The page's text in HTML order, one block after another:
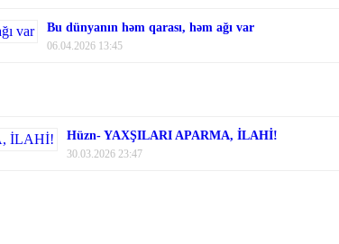
Bu dünyanın həm qarası, həm ağı var
06.04.2026 13:45
Hüzn- YAXŞILARI APARMA, İLAHİ!
30.03.2026 23:47